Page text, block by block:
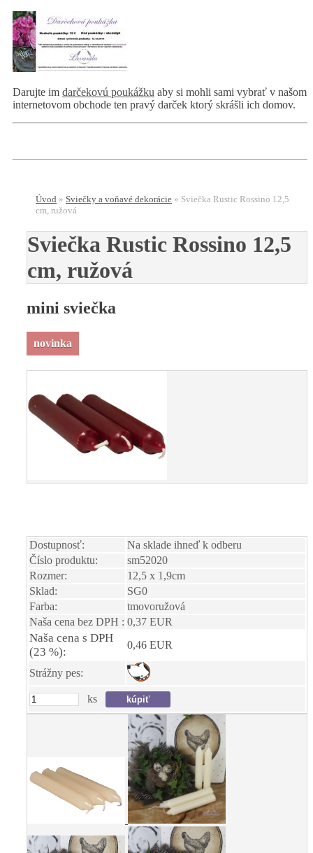
Darujte im darčekovú poukážku aby si mohli sami vybrať v našom
internetovom obchode ten pravý darček ktorý skrášli ich domov.
Úvod » Sviečky a voňavé dekorácie » Sviečka Rustic Rossino 12,5
cm, ružová
Sviečka Rustic Rossino 12,5
cm, ružová
mini sviečka
novinka
Dostupnosť:
Na sklade ihneď k odberu
Číslo produktu:
sm52020
Rozmer:
12,5 x 1,9cm
Sklad:
SG0
Farba:
tmovoružová
Naša cena bez DPH : 0,37 EUR
Naša cena s DPH
(23 %):
0,46 EUR
Strážny pes:
ks